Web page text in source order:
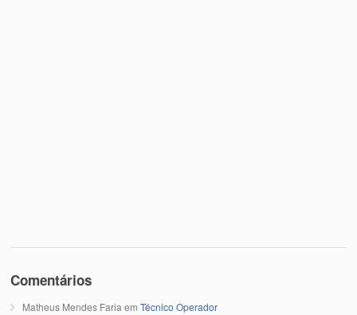
Comentários
Matheus Mendes Faria emTécnico Operador